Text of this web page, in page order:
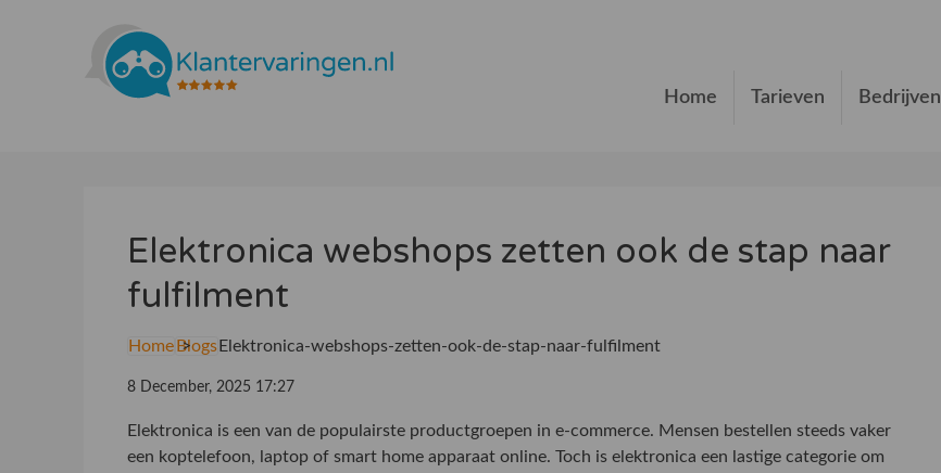
Home Tarieven Bedrijven
Elektronica webshops zetten ook de stap naar
fulfilment
Home Blogs Elektronica-webshops-zetten-ook-de-stap-naar-fulfilment
8 December, 2025 17:27
Elektronica is een van de populairste productgroepen in e-commerce. Mensen bestellen steeds vaker
een koptelefoon, laptop of smart home apparaat online. Toch is elektronica een lastige categorie om